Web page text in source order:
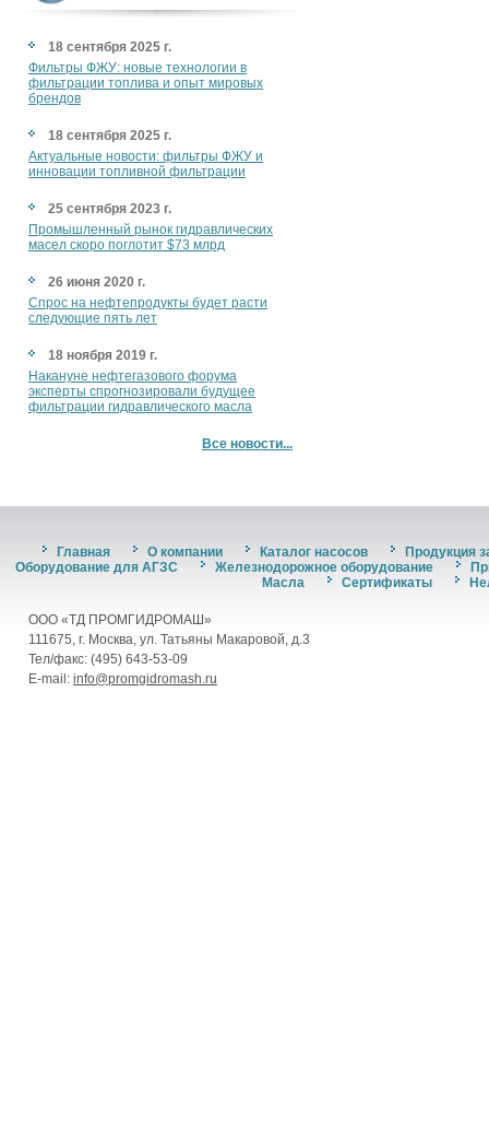
18 сентября 2025 г.
Фильтры ФЖУ: новые технологии в
фильтрации топлива и опыт мировых
брендов
18 сентября 2025 г.
Актуальные новости: фильтры ФЖУ и
инновации топливной фильтрации
25 сентября 2023 г.
Промышленный рынок гидравлических
масел скоро поглотит $73 млрд
26 июня 2020 г.
Спрос на нефтепродукты будет расти
следующие пять лет
18 ноября 2019 г.
Накануне нефтегазового форума
эксперты спрогнозировали будущее
фильтрации гидравлического масла
Все новости...
Главная О компании Каталог насосов
Продукция
Оборудование для АГЗС
Железнодорожное оборудование
Масла
Сертификаты
ООО «ТД ПРОМГИДРОМАШ»
111675, г. Москва, ул. Татьяны Макаровой, д.3
Тел/факс: (495) 643-53-09
E-mail: info@promgidromash.ru